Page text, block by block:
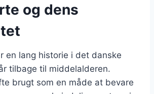
og dens
en lang historie i det danske
tilbage til middelalderen.
brugt som en måde at bevare